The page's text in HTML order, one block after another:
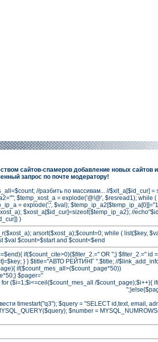
сайтов-спамеров добавление новых сайтов
запрос по почте модератору!
//разбить по массивам... //$xit_a[$id_cur] =
$temp_xost_a = explode('@!@', $resread1); while (
= explode(';', $val);
$xost_a[$id_cur]=sizeof($temp_ip_a2); //
)
arsort($xost_a);$count=0; while ( list($key,
$val $count>$start and $count<$end
if($count_cite>0){$fiter_2.=" OR ";} $fiter_2.=" id
} } $title="АВТО РЕЙТИНГ ".$title; //
if($count_mes_all>($count_page*50))
$pager="
($i=1;$i<=ceil($count_mes_all /$count_page);$i++){
timestart("q3"); $query = "SELECT id,text, email,
$number =